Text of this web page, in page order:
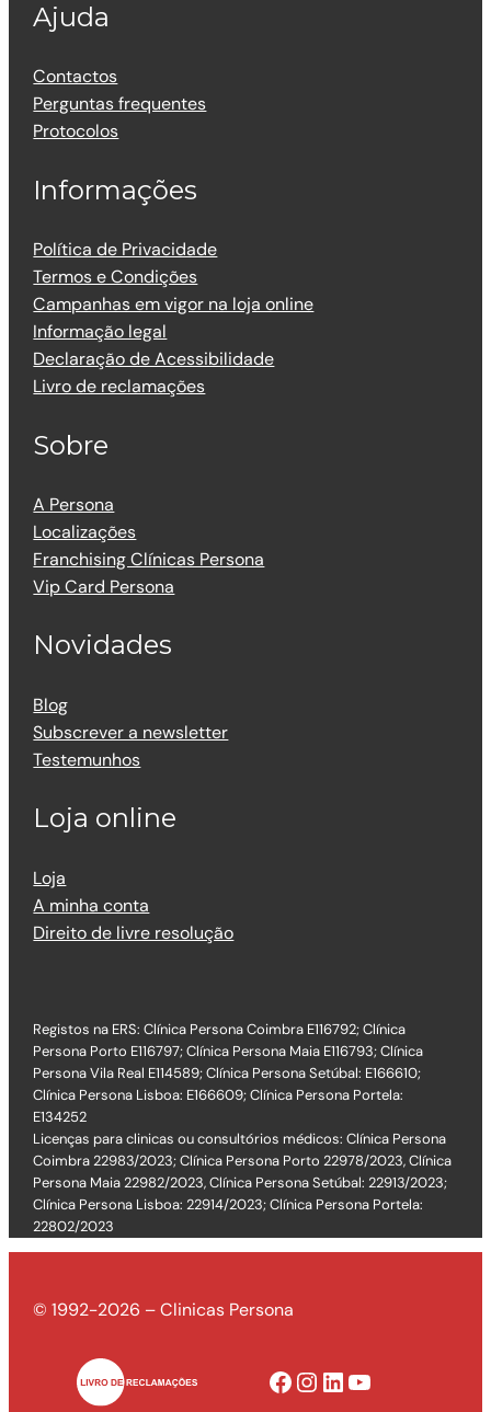
Ajuda
Contactos
Perguntas frequentes
Protocolos
Informações
Política de Privacidade
Termos e Condições
Campanhas em vigor na loja online
Informação legal
Declaração de Acessibilidade
Livro de reclamações
Sobre
A Persona
Localizações
Franchising Clínicas Persona
Vip Card Persona
Novidades
Blog
Subscrever a newsletter
Testemunhos
Loja online
Loja
A minha conta
Direito de livre resolução
Registos na ERS: Clínica Persona Coimbra E116792; Clínica
Persona Porto E116797; Clínica Persona Maia E116793; Clínica
Persona Vila Real E114589; Clínica Persona Setúbal: E166610;
Clínica Persona Lisboa: E166609; Clínica Persona Portela:
E134252
Licenças para clinicas ou consultórios médicos: Clínica Persona
Coimbra 22983/2023; Clínica Persona Porto 22978/2023, Clínica
Persona Maia 22982/2023, Clínica Persona Setúbal: 22913/2023;
Clínica Persona Lisboa: 22914/2023; Clínica Persona Portela:
22802/2023
© 1992-2026 – Clinicas Persona
Facebook Instagram LinkedIn YouTube